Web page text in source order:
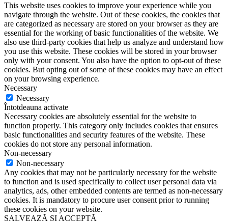
This website uses cookies to improve your experience while you
navigate through the website. Out of these cookies, the cookies that
are categorized as necessary are stored on your browser as they are
essential for the working of basic functionalities of the website. We
also use third-party cookies that help us analyze and understand how
you use this website. These cookies will be stored in your browser
only with your consent. You also have the option to opt-out of these
cookies. But opting out of some of these cookies may have an effect
on your browsing experience.
Necessary
Necessary
Întotdeauna activate
Necessary cookies are absolutely essential for the website to
function properly. This category only includes cookies that ensures
basic functionalities and security features of the website. These
cookies do not store any personal information.
Non-necessary
Non-necessary
Any cookies that may not be particularly necessary for the website
to function and is used specifically to collect user personal data via
analytics, ads, other embedded contents are termed as non-necessary
cookies. It is mandatory to procure user consent prior to running
these cookies on your website.
SALVEAZĂ ȘI ACCEPTĂ